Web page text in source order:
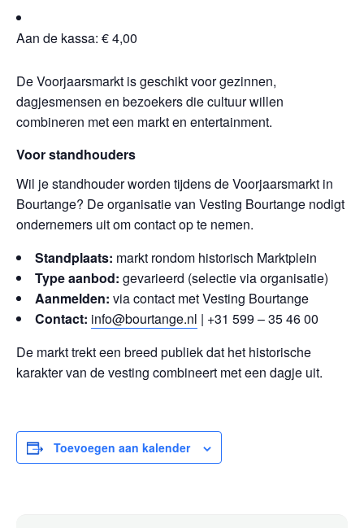
Aan de kassa: € 4,00
De Voorjaarsmarkt is geschikt voor gezinnen,
dagjesmensen en bezoekers die cultuur willen
combineren met een markt en entertainment.
Voor standhouders
Wil je standhouder worden tijdens de Voorjaarsmarkt in
Bourtange? De organisatie van Vesting Bourtange nodigt
ondernemers uit om contact op te nemen.
Standplaats: markt rondom historisch Marktplein
Type aanbod: gevarieerd (selectie via organisatie)
Aanmelden: via contact met Vesting Bourtange
Contact: info@bourtange.nl | +31 599 – 35 46 00
De markt trekt een breed publiek dat het historische
karakter van de vesting combineert met een dagje uit.
Toevoegen aan kalender